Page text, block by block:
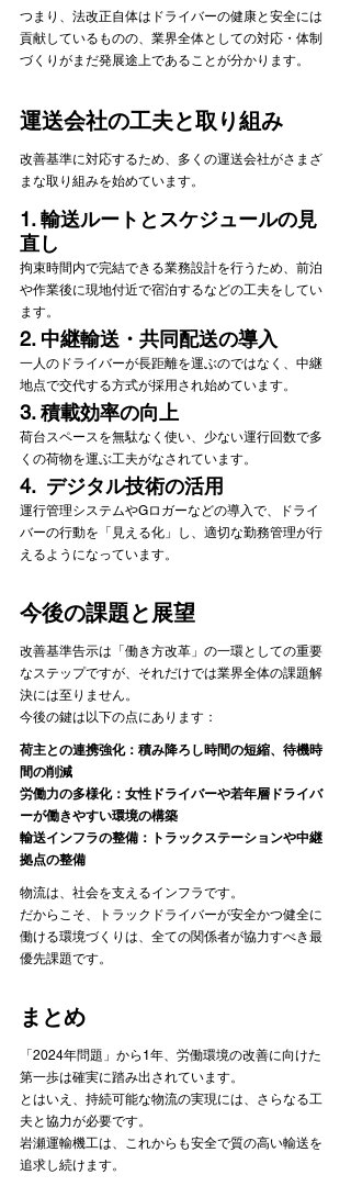
つまり、法改正自体はドライバーの健康と安全には
貢献しているものの、業界全体としての対応・体制
づくりがまだ発展途上であることが分かります。
運送会社の工夫と取り組み
改善基準に対応するため、多くの運送会社がさまざ
まな取り組みを始めています。
1. 輸送ルートとスケジュールの見
直し
拘束時間内で完結できる業務設計を行うため、前泊
や作業後に現地付近で宿泊するなどの工夫をしてい
ます。
2. 中継輸送・共同配送の導入
一人のドライバーが長距離を運ぶのではなく、中継
地点で交代する方式が採用され始めています。
3. 積載効率の向上
荷台スペースを無駄なく使い、少ない運行回数で多
くの荷物を運ぶ工夫がなされています。
4.  デジタル技術の活用
運行管理システムやGロガーなどの導入で、ドライ
バーの行動を「見える化」し、適切な勤務管理が行
えるようになっています。
今後の課題と展望
改善基準告示は「働き方改革」の一環としての重要
なステップですが、それだけでは業界全体の課題解
決には至りません。
今後の鍵は以下の点にあります：
荷主との連携強化：積み降ろし時間の短縮、待機時
間の削減
労働力の多様化：女性ドライバーや若年層ドライバ
ーが働きやすい環境の構築
輸送インフラの整備：トラックステーションや中継
拠点の整備
物流は、社会を支えるインフラです。
だからこそ、トラックドライバーが安全かつ健全に
働ける環境づくりは、全ての関係者が協力すべき最
優先課題です。
まとめ
「2024年問題」から1年、労働環境の改善に向けた
第一歩は確実に踏み出されています。
とはいえ、持続可能な物流の実現には、さらなる工
夫と協力が必要です。
岩瀬運輸機工は、これからも安全で質の高い輸送を
追求し続けます。